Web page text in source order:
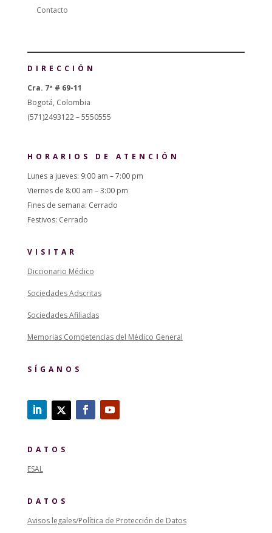
Contacto
DIRECCIÓN
Cra. 7ª # 69-11
Bogotá, Colombia
(571)2493122 – 5550555
HORARIOS DE ATENCIÓN
Lunes a jueves: 9:00 am – 7:00 pm
Viernes de 8:00 am – 3:00 pm
Fines de semana: Cerrado
Festivos: Cerrado
VISITAR
Diccionario Médico
Sociedades Adscritas
Sociedades Afiliadas
Memorias Competencias del Médico General
SÍGANOS
DATOS
ESAL
DATOS
Avisos legales/Política de Protección de Datos